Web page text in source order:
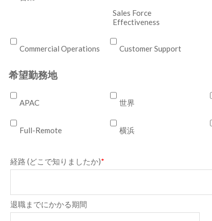
Sales Force
Effectiveness
Commercial Operations Customer Support
希望勤務地
APAC 世界
Full-Remote 横浜
経路 (どこで知りましたか)*
退職までにかかる期間